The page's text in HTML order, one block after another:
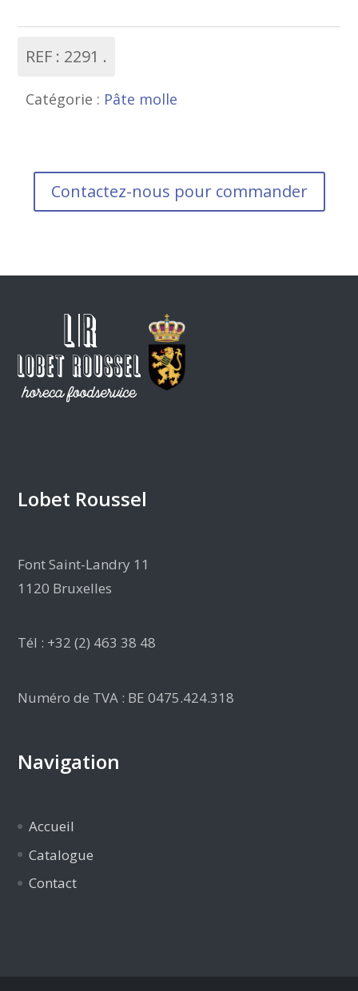
REF : 2291
Catégorie : Pâte molle
Contactez-nous pour commander
Lobet Roussel
Font Saint-Landry 11
1120 Bruxelles
Tél : +32 (2) 463 38 48
Numéro de TVA : BE 0475.424.318
Navigation
Accueil
Catalogue
Contact